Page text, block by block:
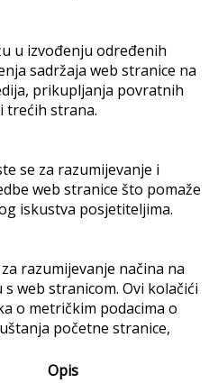
u izvođenju određenih
sadržaja web stranice na
prikupljanja povratnih
trećih strana.
se za razumijevanje i
web stranice što pomaže
iskustva posjetiteljima.
razumijevanje načina na
web stranicom. Ovi kolačići
o metričkim podacima o
početne stranice,
Opis